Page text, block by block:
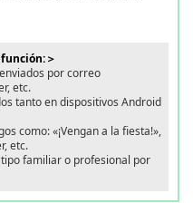
＞
por correo
etc.
tanto en dispositivos Android
como: «¡Vengan a la fiesta!»,
etc.
familiar o profesional por